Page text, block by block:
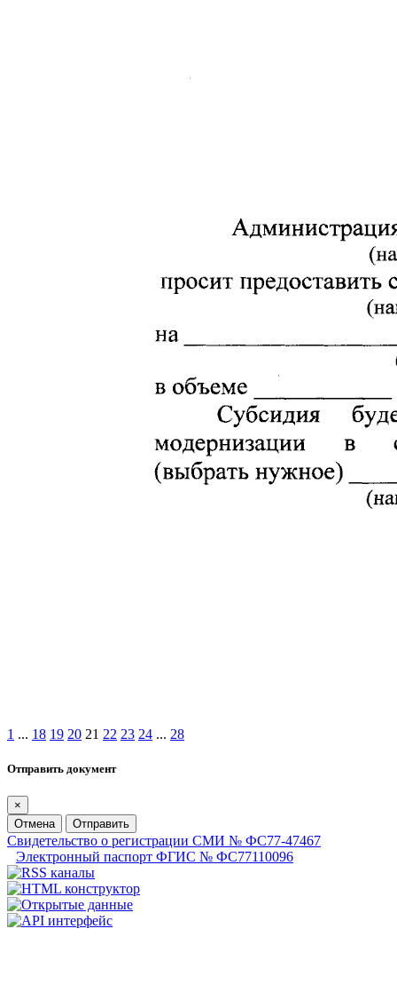
1 ... 18 19 20 21 22 23 24 ... 28
Отправить документ
×
Отмена
Отправить
Свидетельство о регистрации СМИ № ФС77-47467
Электронный паспорт ФГИС № ФС77110096